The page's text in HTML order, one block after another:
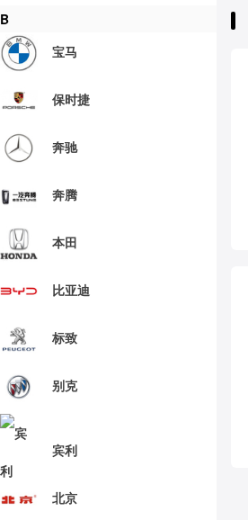
B
宝马
保时捷
奔驰
奔腾
本田
比亚迪
标致
别克
宾利
北京